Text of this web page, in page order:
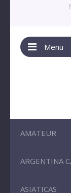
Menu
AMATEUR
ARGENTINA
ASIATICAS